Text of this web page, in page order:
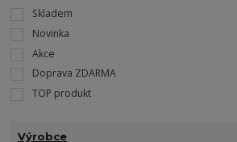
Skladem
Novinka
Akce
Doprava ZDARMA
TOP produkt
Výrobce